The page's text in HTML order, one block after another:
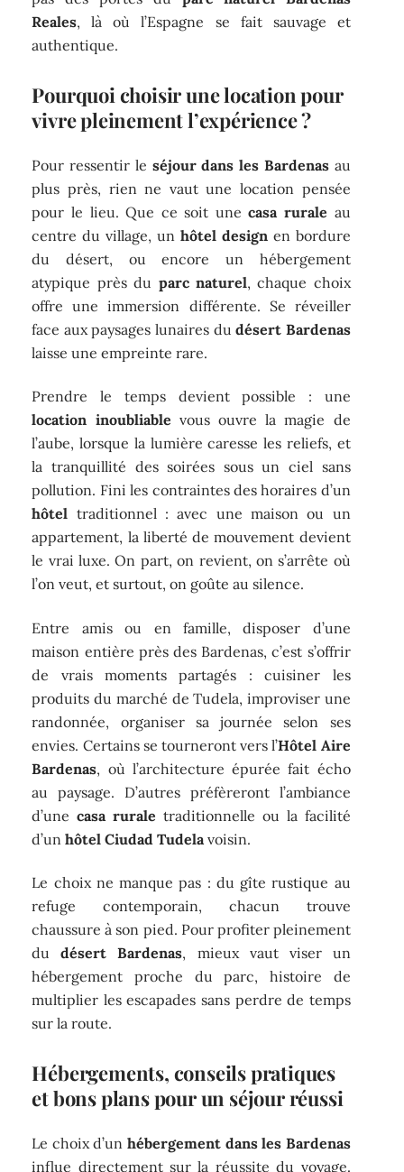
Reales, là où l’Espagne se fait sauvage et
authentique.
Pourquoi choisir une location pour
vivre pleinement l’expérience ?
Pour ressentir le séjour dans les Bardenasau
plus près, rien ne vaut une location pensée
pour le lieu. Que ce soit unecasa rurale au
centre du village, un hôtel designen bordure
du désert, ou encore un hébergement
atypique près du parc naturel, chaque choix
offre une immersion différente. Se réveiller
face aux paysages lunaires dudésert Bardenas
laisse une empreinte rare.
Prendre le temps devient possible : une
location inoubliable vous ouvre la magie de
l’aube, lorsque la lumière caresse les reliefs, et
la tranquillité des soirées sous un ciel sans
pollution. Fini les contraintes des horaires d’un
hôtel traditionnel : avec une maison ou un
appartement, la liberté de mouvement devient
le vrai luxe. On part, on revient, on s’arrête où
l’on veut, et surtout, on goûte au silence.
Entre amis ou en famille, disposer d’une
maison entière près des Bardenas, c’est s’offrir
de vrais moments partagés : cuisiner les
produits du marché de Tudela, improviser une
randonnée, organiser sa journée selon ses
envies. Certains se tourneront vers l’Hôtel Aire
Bardenas, où l’architecture épurée fait écho
au paysage. D’autres préfèreront l’ambiance
d’unecasa rurale traditionnelle ou la facilité
d’unhôtel Ciudad Tudela voisin.
Le choix ne manque pas : du gîte rustique au
refuge contemporain, chacun trouve
chaussure à son pied. Pour profiter pleinement
dudésert Bardenas, mieux vaut viser un
hébergement proche du parc, histoire de
multiplier les escapades sans perdre de temps
sur la route.
Hébergements, conseils pratiques
et bons plans pour un séjour réussi
Le choix d’un hébergement dans les Bardenas
influe directement sur la réussite du voyage.